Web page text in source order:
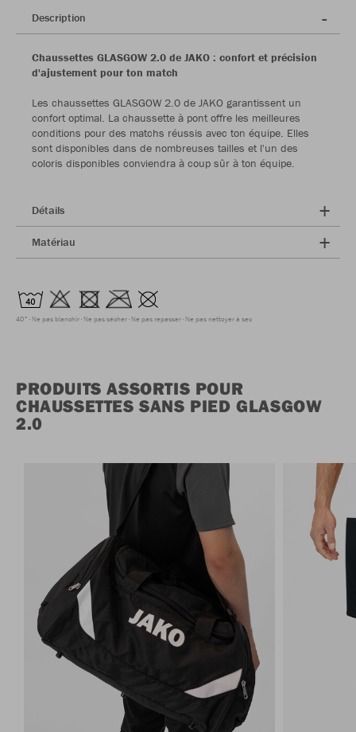
Description
Chaussettes GLASGOW 2.0 de JAKO : confort et précision
d'ajustement pour ton match
Les chaussettes GLASGOW 2.0 de JAKO garantissent un
confort optimal. La chaussette à pont offre les meilleures
conditions pour des matchs réussis avec ton équipe. Elles
sont disponibles dans de nombreuses tailles et l'un des
coloris disponibles conviendra à coup sûr à ton équipe.
Détails
Matériau
40° Ne pas blanchir Ne pas sécher Ne pas repasser Ne pas nettoyer à sec
PRODUITS ASSORTIS POUR
CHAUSSETTES SANS PIED GLASGOW
2.0